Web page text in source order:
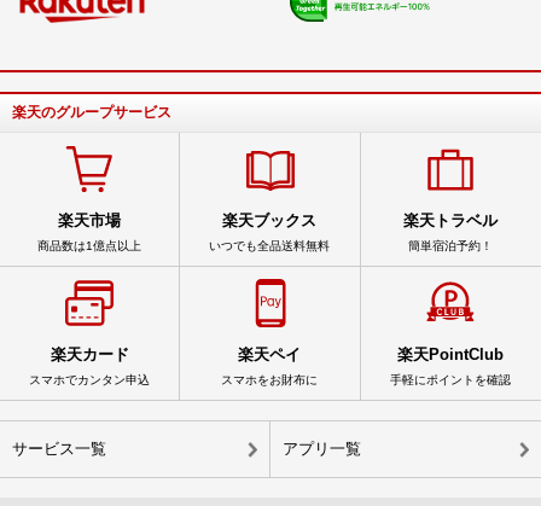
楽天のグループサービス
楽天市場
商品数は1億点以上
楽天ブックス
いつでも全品送料無料
楽天トラベル
簡単宿泊予約！
楽天カード
スマホでカンタン申込
楽天ペイ
スマホをお財布に
楽天PointClub
手軽にポイントを確認
サービス一覧 アプリ一覧